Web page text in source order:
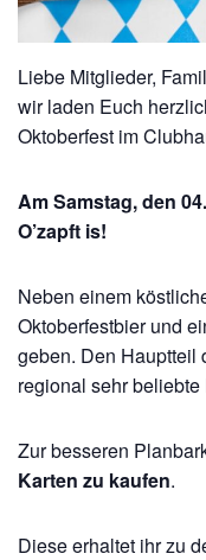
Liebe Mitglieder,
wir laden Euch
Oktoberfest im
Am Samstag, den
O’zapft is!
Neben einem
Oktoberfestbier und
geben. Den Hauptteil
regional sehr
Zur besseren
Karten zu kaufen.
Diese erhaltet ihr zu